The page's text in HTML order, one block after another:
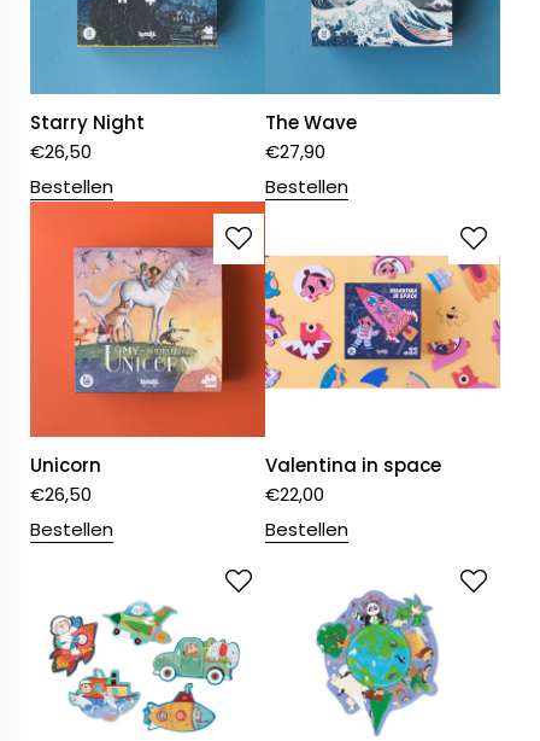
Starry Night
€26,50
Bestellen
The Wave
€27,90
Bestellen
Unicorn
€26,50
Bestellen
Valentina in space
€22,00
Bestellen